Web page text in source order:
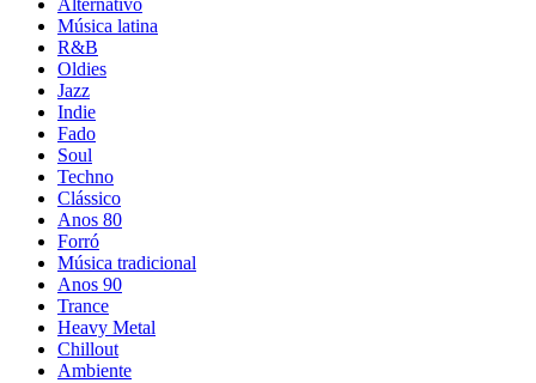
Alternativo
Música latina
R&B
Oldies
Jazz
Indie
Fado
Soul
Techno
Clássico
Anos 80
Forró
Música tradicional
Anos 90
Trance
Heavy Metal
Chillout
Ambiente